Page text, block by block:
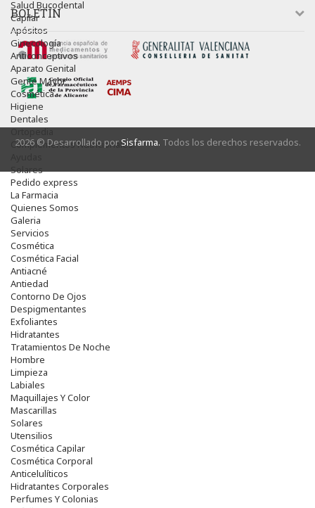
Salud Bucodental
Capilar
Apósitos
Ginecología
Anticonceptivos
Aparato Genital
Gente Mayor
Cosmética
Higiene
Dentales
Ortopedia
Complementos Nutricionales.
Solares
Pedido express
La Farmacia
Quienes Somos
Galeria
Servicios
Cosmética
Cosmética Facial
Antiacné
Antiedad
Contorno De Ojos
Despigmentantes
Exfoliantes
Hidratantes
Tratamientos De Noche
Hombre
Limpieza
Labiales
Maquillajes Y Color
Mascarillas
Solares
Utensilios
Cosmética Capilar
Cosmética Corporal
Anticelulíticos
Hidratantes Corporales
Perfumes Y Colonias
BOLETÍN
2026 © Desarrollado porSisfarma. Todos los derechos reservados.